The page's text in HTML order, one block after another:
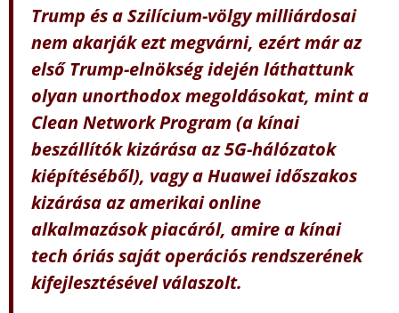
Trump és a Szilícium-völgy milliárdosai
nem akarják ezt megvárni, ezért már az
első Trump-elnökség idején láthattunk
olyan unorthodox megoldásokat, mint a
Clean Network Program (a kínai
beszállítók kizárása az 5G-hálózatok
kiépítéséből), vagy a Huawei időszakos
kizárása az amerikai online
alkalmazások piacáról, amire a kínai
tech óriás saját operációs rendszerének
kifejlesztésével válaszolt.